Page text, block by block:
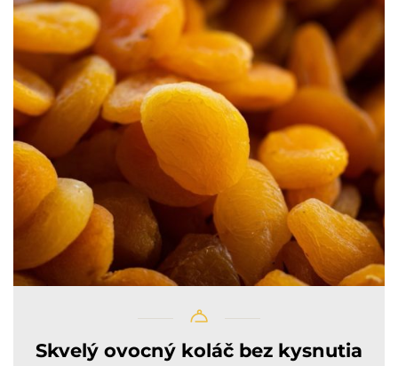
Skvelý ovocný koláč bez kysnutia